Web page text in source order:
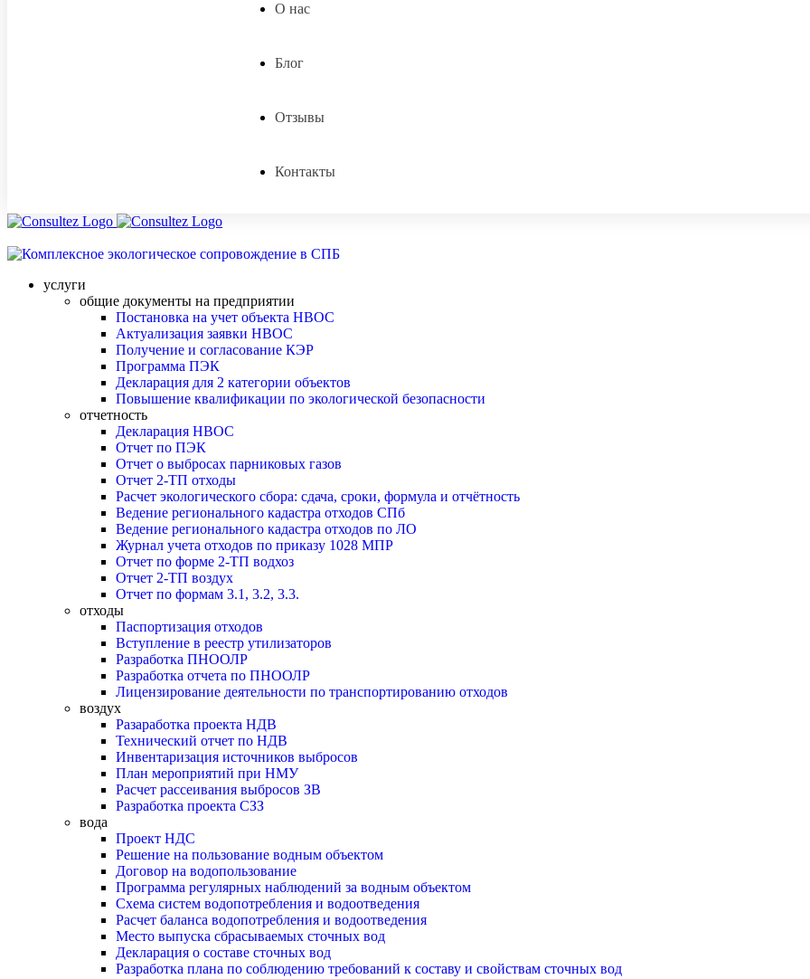
О нас
Блог
Отзывы
Контакты
услуги
общие документы на предприятии
Постановка на учет объекта НВОС
Актуализация заявки НВОС
Получение и согласование КЭР
Программа ПЭК
Декларация для 2 категории объектов
Повышение квалификации по экологической безопасности
отчетность
Декларация НВОС
Отчет по ПЭК
Отчет о выбросах парниковых газов
Отчет 2-ТП отходы
Расчет экологического сбора: сдача, сроки, формула и отчётность
Ведение регионального кадастра отходов СПб
Ведение регионального кадастра отходов по ЛО
Журнал учета отходов по приказу 1028 МПР
Отчет по форме 2-ТП водхоз
Отчет 2-ТП воздух
Отчет по формам 3.1, 3.2, 3.3.
отходы
Паспортизация отходов
Вступление в реестр утилизаторов
Разработка ПНООЛР
Разработка отчета по ПНООЛР
Лицензирование деятельности по транспортированию отходов
воздух
Разаработка проекта НДВ
Технический отчет по НДВ
Инвентаризация источников выбросов
План мероприятий при НМУ
Расчет рассеивания выбросов ЗВ
Разработка проекта СЗЗ
вода
Проект НДС
Решение на пользование водным объектом
Договор на водопользование
Программа регулярных наблюдений за водным объектом
Схема систем водопотребления и водоотведения
Расчет баланса водопотребления и водоотведения
Место выпуска сбрасываемых сточных вод
Декларация о составе сточных вод
Разработка плана по соблюдению требований к составу и свойствам сточных вод